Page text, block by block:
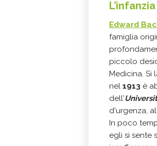
Edward
famiglia
piccolo
Medicina. Si
nel 1913 è
dell'
d'urgenza, al
In poco
egli si sente